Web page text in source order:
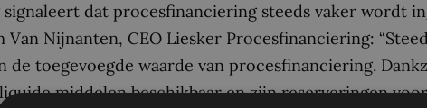
dat procesfinanciering steeds vaker wordt
Nijnanten, CEO Liesker Procesfinanciering:
toegevoegde waarde van procesfinanciering.
middelen beschikbaar en zijn reserveringen